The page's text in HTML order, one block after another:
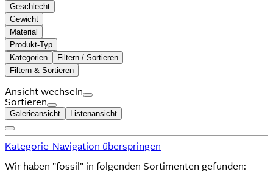
Geschlecht
Gewicht
Material
Produkt-Typ
Kategorien
Filtern / Sortieren
Filtern & Sortieren
Ansicht wechseln
Sortieren
Galerieansicht Listenansicht
Kategorie-Navigation überspringen
Wir haben "fossil" in folgenden Sortimenten gefunden: